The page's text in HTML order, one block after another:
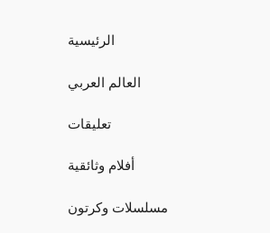
الرئيسية
العالم العربي
تعليقات
أفلام وثائقية
مسلسلات وكرتون